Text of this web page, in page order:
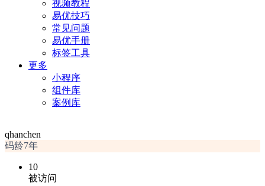
视频教程
易优技巧
常见问题
易优手册
标签工具
更多
小程序
组件库
案例库
qhanchen
码龄7年
10
被访问